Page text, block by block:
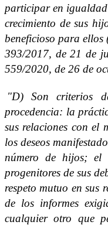
participar en
crecimiento de sus
beneficioso para
393/2017, de 21 de
559/2020, de 26 de
"D) Son criterios
procedencia: la
sus relaciones con el
los deseos
número de hijos; el
progenitores de sus
respeto mutuo en sus
de los informes
cualquier otro que